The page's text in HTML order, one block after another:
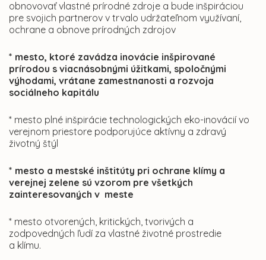
obnovovať vlastné prírodné zdroje a bude inšpiráciou
pre svojich partnerov v trvalo udržateľnom využívaní,
ochrane a obnove prírodných zdrojov
* mesto, ktoré zavádza inovácie inšpirované
prírodou s viacnásobnými úžitkami, spoločnými
výhodami, vrátane zamestnanosti a rozvoja
sociálneho kapitálu
* mesto plné inšpirácie technologických eko-inovácií vo
verejnom priestore podporujúce aktívny a zdravý
životný štýl
* mesto a mestské inštitúty pri ochrane klímy a
verejnej zelene sú vzorom pre všetkých
zainteresovaných v meste
* mesto otvorených, kritických, tvorivých a
zodpovedných ľudí za vlastné životné prostredie
a klímu.